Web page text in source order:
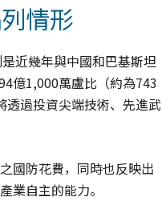
情形
近幾年與中國和巴基斯坦
億1,000萬盧比（約為743
過投資尖端技術、先進武
國防花費，同時也反映出
業自主的能力。